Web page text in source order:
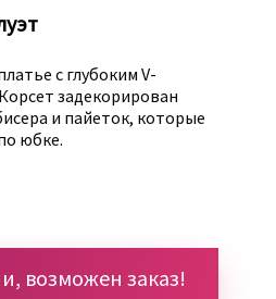
с глубоким V-
задекорирован
и пайеток, которые
юбке.
возможен заказ!